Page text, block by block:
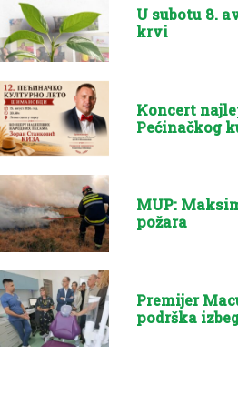
U subotu 8.
krvi
Koncert
Pećinačkog
MUP:
požara
Premijer
podrška